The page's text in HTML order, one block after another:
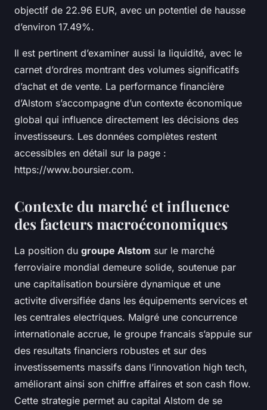
objectif de 22.96 EUR, avec un potentiel de hausse
d’environ 17.49%.
Il est pertinent d’examiner aussi la liquidité, avec le
carnet d’ordres montrant des volumes significatifs
d’achat et de vente. La performance financière
d’Alstom s’accompagne d’un contexte économique
global qui influence directement les décisions des
investisseurs. Les données complètes restent
accessibles en détail sur la page :
https://www.boursier.com.
Contexte du marché et influence
des facteurs macroéconomiques
La position du groupe Alstom sur le marché
ferroviaire mondial demeure solide, soutenue par
une capitalisation boursière dynamique et une
activite diversifiée dans les équipements services et
les centrales electriques. Malgré une concurrence
internationale accrue, le groupe francais s’appuie sur
des resultats financiers robustes et sur des
investissements massifs dans l’innovation high tech,
améliorant ainsi son chiffre affaires et son cash flow.
Cette strategie permet au capital Alstom de se